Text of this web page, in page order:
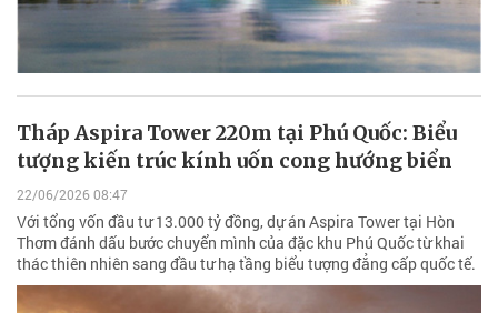
Tháp Aspira Tower 220m tại Phú Quốc: Biểu
tượng kiến trúc kính uốn cong hướng biển
22/06/2026 08:47
Với tổng vốn đầu tư 13.000 tỷ đồng, dự án Aspira Tower tại Hòn
Thơm đánh dấu bước chuyển mình của đặc khu Phú Quốc từ khai
thác thiên nhiên sang đầu tư hạ tầng biểu tượng đẳng cấp quốc tế.